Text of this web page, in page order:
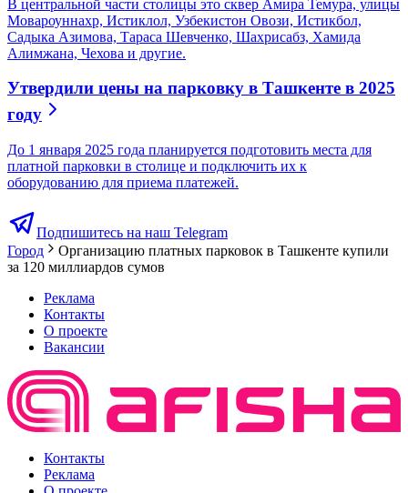
В центральной части столицы это сквер Амира Темура, улицы
Мовароуннахр, Истиклол, Узбекистон Овози, Истикбол,
Садыка Азимова, Тараса Шевченко, Шахрисабз, Хамида
Алимжана, Чехова и другие.
Утвердили цены на парковку в Ташкенте в 2025
году
До 1 января 2025 года планируется подготовить места для
платной парковки в столице и подключить их к
оборудованию для приема платежей.
Подпишитесь на наш Telegram
Город
Организацию платных парковок в Ташкенте купили
за 120 миллиардов сумов
Реклама
Контакты
О проекте
Вакансии
Контакты
Реклама